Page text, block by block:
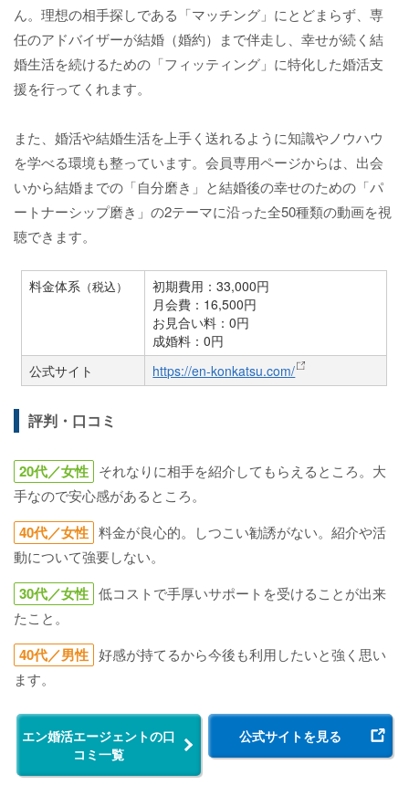
ん。理想の相手探しである「マッチング」にとどまらず、専
任のアドバイザーが結婚（婚約）まで伴走し、幸せが続く結
婚生活を続けるための「フィッティング」に特化した婚活支
援を行ってくれます。
また、婚活や結婚生活を上手く送れるように知識やノウハウ
を学べる環境も整っています。会員専用ページからは、出会
いから結婚までの「自分磨き」と結婚後の幸せのための「パ
ートナーシップ磨き」の2テーマに沿った全50種類の動画を視
聴できます。
料金体系 （税込）
初期費用：33,000円
月会費：16,500円
お見合い料：0円
成婚料：0円
公式サイト
https://en-konkatsu.com/
評判・口コミ
20代／女性 それなりに相手を紹介してもらえるところ。大
手なので安心感があるところ。
40代／女性 料金が良心的。しつこい勧誘がない。紹介や活
動について強要しない。
30代／女性 低コストで手厚いサポートを受けることが出来
たこと。
40代／男性 好感が持てるから今後も利用したいと強く思い
ます。
エン婚活エージェントの口
コミ一覧
公式サイトを見る